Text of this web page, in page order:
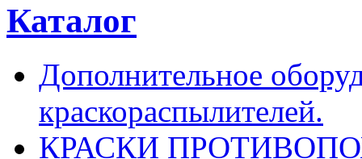
Каталог
Дополнительное
краскораспылителей.
КРАСКИ